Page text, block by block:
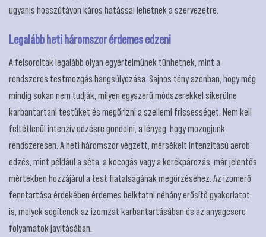
ugyanis hosszútávon káros hatással lehetnek a szervezetre.
Legalább heti háromszor érdemes edzeni
A felsoroltak legalább olyan egyértelműnek tűnhetnek, mint a
rendszeres testmozgás hangsúlyozása. Sajnos tény azonban, hogy még
mindig sokan nem tudják, milyen egyszerű módszerekkel sikerülne
karbantartani testüket és megőrizni a szellemi frissességet. Nem kell
feltétlenül intenzív edzésre gondolni, a lényeg, hogy mozogjunk
rendszeresen. A heti háromszor végzett, mérsékelt intenzitású aerob
edzés, mint például a séta, a kocogás vagy a kerékpározás, már jelentős
mértékben hozzájárul a test fiatalságának megőrzéséhez. Az izomerő
fenntartása érdekében érdemes beiktatni néhány erősítő gyakorlatot
is, melyek segítenek az izomzat karbantartásában és az anyagcsere
folyamatok javításában.